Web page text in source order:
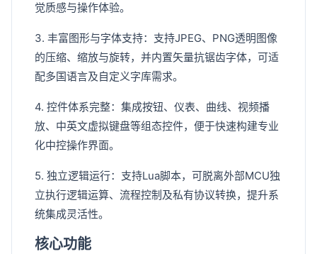
觉质感与操作体验。
3. 丰富图形与字体支持：支持JPEG、PNG透明图像
的压缩、缩放与旋转，并内置矢量抗锯齿字体，可适
配多国语言及自定义字库需求。
4. 控件体系完整：集成按钮、仪表、曲线、视频播
放、中英文虚拟键盘等组态控件，便于快速构建专业
化中控操作界面。
5. 独立逻辑运行：支持Lua脚本，可脱离外部MCU独
立执行逻辑运算、流程控制及私有协议转换，提升系
统集成灵活性。
核心功能